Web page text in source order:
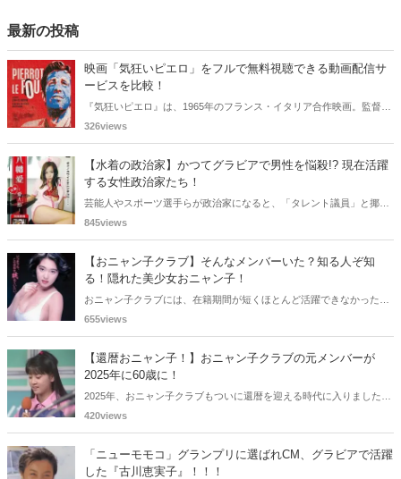
最新の投稿
映画「気狂いピエロ」をフルで無料視聴できる動画配信サ
ービスを比較！
『気狂いピエロ』は、1965年のフランス・イタリア合作映画。監督は
ジャン＝リュック・ゴダール。アンナ・カリーナ、ジャン＝ポール・
をご紹介します。
326views
【水着の政治家】かつてグラビアで男性を悩殺!? 現在活躍
する女性政治家たち！
芸能人やスポーツ選手らが政治家になると、「タレント議員」と揶揄
されることがありますが、同時に、"タレントとしての活躍" が再注目
わどいショットで多くの男性を魅了した女性も!? 今回は、そんなグラ
ビアで活躍した女性政治家6名をご紹介します。
845views
【おニャン子クラブ】そんなメンバーいた？知る人ぞ知
る！隠れた美少女おニャン子！
おニャン子クラブには、在籍期間が短くほとんど活躍できなかったも
のの、知る人ぞ知る "美少女おニャン子" がいました。それも、強制的
子まで様々です。今回は、筆者の独断と偏見で、4人の "隠れ美少女お
ニャン子" をご紹介します。
655views
【還暦おニャン子！】おニャン子クラブの元メンバーが
2025年に60歳に！
2025年、おニャン子クラブもついに還暦を迎える時代に入りました。
おニャン子クラブの元メンバーは全員が昭和40年代生まれで、そのう
れ）の二人です。しかも、この二人には年齢以外の共通点もありま
す。さて、誰と誰でしょうか？
420views
「ニューモモコ」グランプリに選ばれCM、グラビアで活躍
した『古川恵実子』！！！